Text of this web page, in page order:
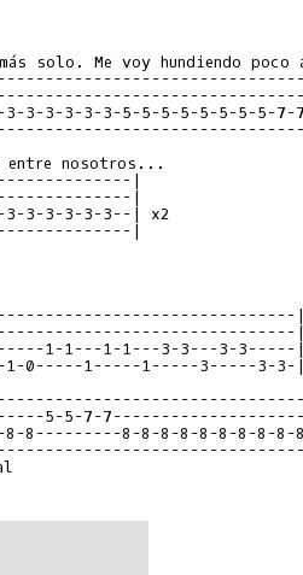
solo. Me voy hundiendo
3-3-3-3-3-5-5-5-5-5-5-5-5-
nosotros...
|
|
3-3-3-3-3-3--| x2
|
1-1---1-1---3-3---3-3-----
1-0-----1-----1-----3-----3-3-
5-5-7-
8-8---------8-8-8-8-8-8-8-8-